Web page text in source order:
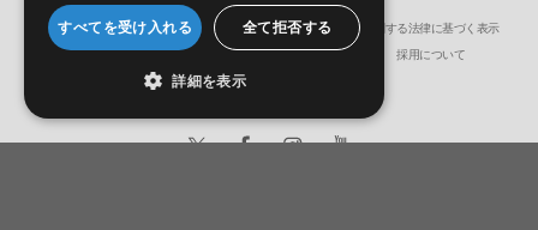
会社概要 環境保護（CSR）への取り組み
特定商取引に関する法律に基づく表示
サイト動作環境
利用規約 個人情報の保護について 採用について
すべてを受け入れる 全て拒否する
詳細を表示